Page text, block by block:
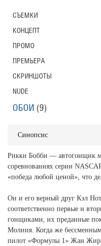
Синопсис
Рикки Бобби — автогонщик
соревнованиях серии
«победа любой ценой», что
Он и его верный друг Кэл
соответственно первые и
гонщиками, их преданные
Молния. Когда же
пилот «Формулы 1» Жан
СЪЕМКИ
КОНЦЕПТ
ПРОМО
ПРЕМЬЕРА
СКРИНШОТЫ
NUDE
ОБОИ (9)